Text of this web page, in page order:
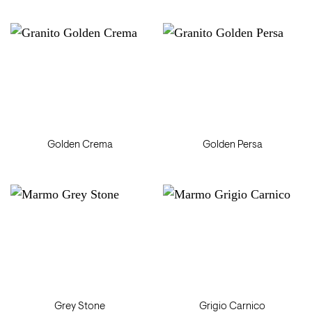
Golden Crema Golden Persa
Grey Stone Grigio Carnico